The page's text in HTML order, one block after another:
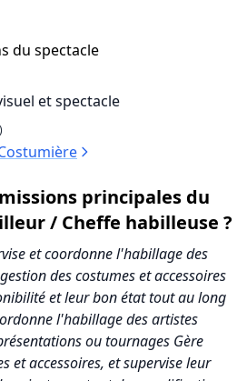
du spectacle
et spectacle
principales du
/ Cheffe habilleuse ?
et coordonne l'habillage des
des costumes et accessoires
et leur bon état tout au long
l'habillage des artistes
ou tournages Gère
et accessoires, et supervise leur